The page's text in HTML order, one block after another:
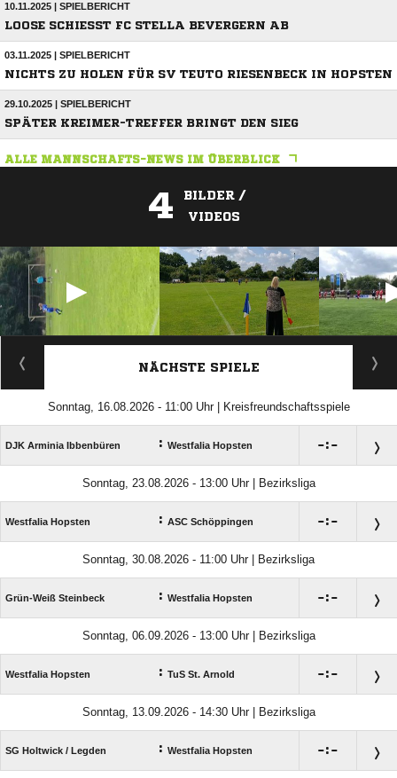
10.11.2025 | SPIELBERICHT
LOOSE SCHIESST FC STELLA BEVERGERN AB
03.11.2025 | SPIELBERICHT
NICHTS ZU HOLEN FÜR SV TEUTO RIESENBECK IN HOPSTEN
29.10.2025 | SPIELBERICHT
SPÄTER KREIMER-TREFFER BRINGT DEN SIEG
ALLE MANNSCHAFTS-NEWS IM ÜBERBLICK
4
BILDER /
VIDEOS
ANZEIGE
NÄCHSTE SPIELE
Sonntag, 16.08.2026 - 11:00 Uhr | Kreisfreundschaftsspiele
DJK Arminia Ibbenbüren : Westfalia Hopsten :
Sonntag, 23.08.2026 - 13:00 Uhr | Bezirksliga
Westfalia Hopsten : ASC Schöppingen :
Sonntag, 30.08.2026 - 11:00 Uhr | Bezirksliga
Grün-Weiß Steinbeck : Westfalia Hopsten :
Sonntag, 06.09.2026 - 13:00 Uhr | Bezirksliga
Westfalia Hopsten : TuS St. Arnold :
Sonntag, 13.09.2026 - 14:30 Uhr | Bezirksliga
SG Holtwick /​ Legden : Westfalia Hopsten :